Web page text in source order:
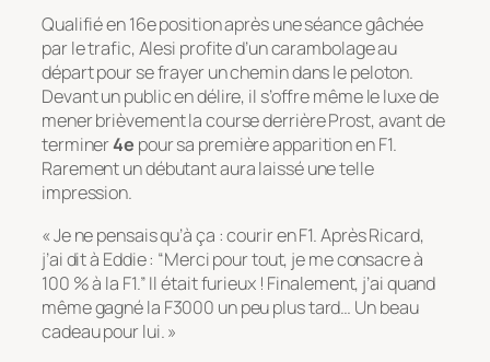
Qualifié en 16e position après une séance gâchée
par le trafic, Alesi profite d’un carambolage au
départ pour se frayer un chemin dans le peloton.
Devant un public en délire, il s’offre même le luxe de
mener brièvement la course derrière Prost, avant de
terminer4e pour sa première apparition en F1.
Rarement un débutant aura laissé une telle
impression.
« Je ne pensais qu’à ça : courir en F1. Après Ricard,
j’ai dit à Eddie : “Merci pour tout, je me consacre à
100 % à la F1.” Il était furieux ! Finalement, j’ai quand
même gagné la F3000 un peu plus tard… Un beau
cadeau pour lui. »